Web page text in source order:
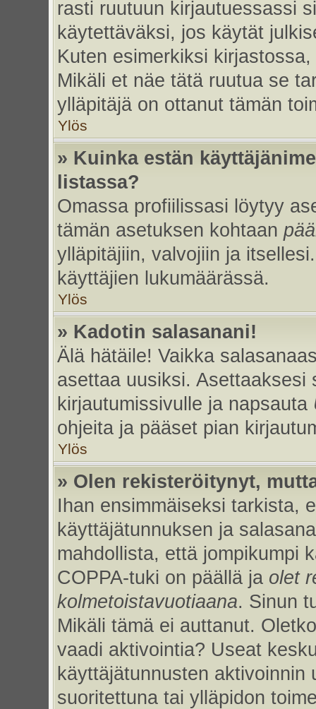
rasti ruutuun kirjautuessassi
käytettäväksi, jos käytät
Kuten esimerkiksi
Mikäli et näe tätä ruutua se
ylläpitäjä on ottanut tämän
Ylös
» Kuinka estän
listassa?
Omassa profiilissasi löytyy
tämän asetuksen kohtaan
ylläpitäjiin, valvojiin ja
käyttäjien lukumäärässä.
Ylös
» Kadotin salasanani!
Älä hätäile! Vaikka
asettaa uusiksi. Asettaaksesi
kirjautumissivulle ja napsauta
ohjeita ja pääset pian
Ylös
» Olen rekisteröitynyt,
Ihan ensimmäiseksi tarkista,
käyttäjätunnuksen ja
mahdollista, että jompikumpi
COPPA-tuki on päällä ja olet
kolmetoistavuotiaana. Sinun
Mikäli tämä ei auttanut.
vaadi aktivointia? Useat
käyttäjätunnusten
suoritettuna tai ylläpidon